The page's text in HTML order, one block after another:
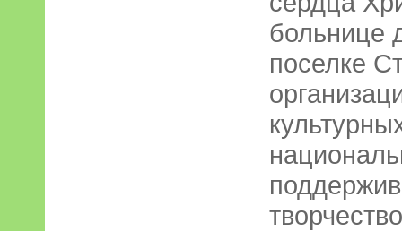
больнице
поселке